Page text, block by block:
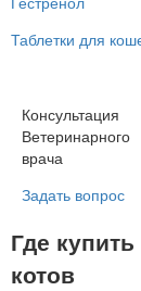
Таблетки для
Консультация
Ветеринарного
врача
Задать вопрос
Где
котов